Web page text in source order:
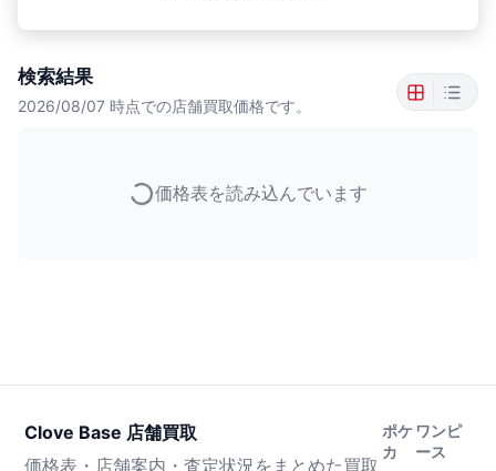
検索結果
2026/08/07 時点での店舗買取価格です。
価格表を読み込んでいます
Clove Base 店舗買取
価格表・店舗案内・査定状況をまとめた買取
ポケ
カ
ワンピ
ース